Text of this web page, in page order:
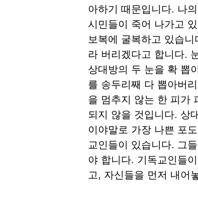
아하기 때문입니다. 나
시민들이 죽어 나가고
보복에 굴복하고 있습
라 버리겠다고 합니다.
상대방의 두 눈을 확 뽑
를 송두리째 다 뽑아버
을 멈추지 않는 한 피가
되지 않을 것입니다. 상
이야말로 가장 나쁜 포
교인들이 있습니다. 그
야 합니다. 기독교인들
고, 자신들을 먼저 내어